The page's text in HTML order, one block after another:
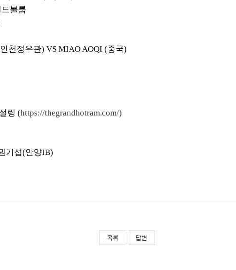
볼룸
인천정우관) VS MIAO AOQI (중국)
링 (https://thegrandhotram.com/)
기섭(안양IB)
목록 답변